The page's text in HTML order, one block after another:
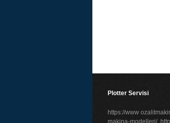
Plotter Servisi
https://www
makina-modelleri/,